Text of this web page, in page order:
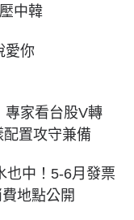
中韓
愛你
專家看台股V轉
置攻守兼備
也中！5-6月發票
地點公開